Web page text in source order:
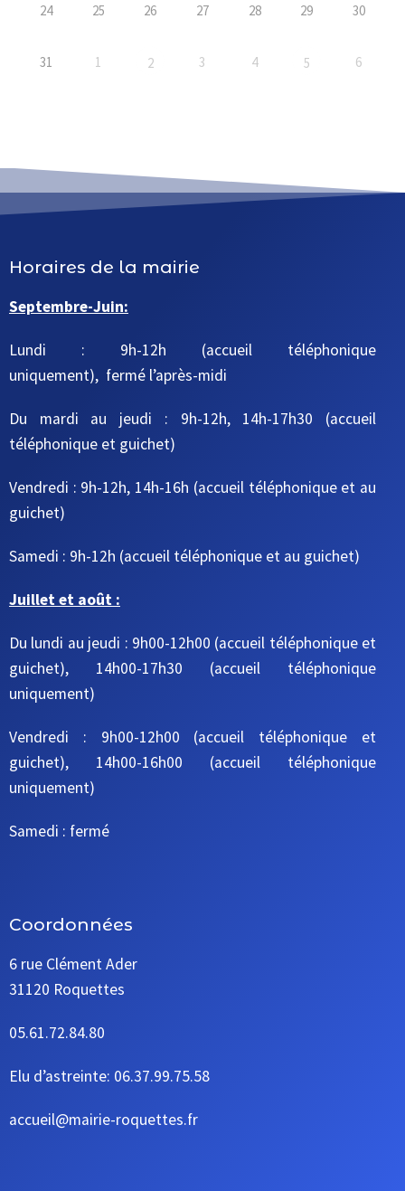
24 25 26 27 28 29 30
31 1 2 3 4 5 6
Horaires de la mairie
Septembre-Juin:
Lundi : 9h-12h (accueil téléphonique
uniquement), fermé l’après-midi
Du mardi au jeudi : 9h-12h, 14h-17h30 (accueil
téléphonique et guichet)
Vendredi : 9h-12h, 14h-16h (accueil téléphonique et au
guichet)
Samedi : 9h-12h (accueil téléphonique et au guichet)
Juillet et août :
Du lundi au jeudi : 9h00-12h00 (accueil téléphonique et
guichet), 14h00-17h30 (accueil téléphonique
uniquement)
Vendredi : 9h00-12h00 (accueil téléphonique et
guichet), 14h00-16h00 (accueil téléphonique
uniquement)
Samedi : fermé
Coordonnées
6 rue Clément Ader
31120 Roquettes
05.61.72.84.80
Elu d’astreinte: 06.37.99.75.58
accueil@mairie-roquettes.fr